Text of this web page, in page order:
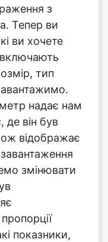
тип
надає нам
він був
відображає
змінювати
показники,
обмеження